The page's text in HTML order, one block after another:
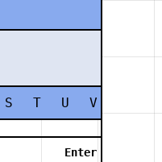
S T U V